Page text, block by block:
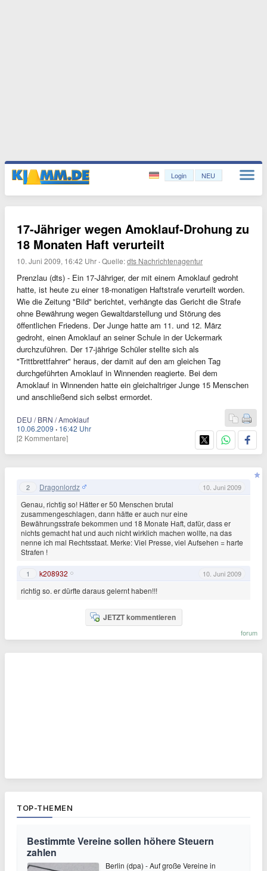
Login NEU
17-Jähriger wegen Amoklauf-Drohung zu
18 Monaten Haft verurteilt
10. Juni 2009, 16:42 Uhr ·Quelle:dts Nachrichtenagentur
Prenzlau (dts) - Ein 17-Jähriger, der mit einem Amoklauf gedroht
hatte, ist heute zu einer 18-monatigen Haftstrafe verurteilt worden.
Wie die Zeitung "Bild" berichtet, verhängte das Gericht die Strafe
ohne Bewährung wegen Gewaltdarstellung und Störung des
öffentlichen Friedens. Der Junge hatte am 11. und 12. März
gedroht, einen Amoklauf an seiner Schule in der Uckermark
durchzuführen. Der 17-jährige Schüler stellte sich als
"Trittbrettfahrer" heraus, der damit auf den am gleichen Tag
durchgeführten Amoklauf in Winnenden reagierte. Bei dem
Amoklauf in Winnenden hatte ein gleichaltriger Junge 15 Menschen
und anschließend sich selbst ermordet.
DEU / BRN / Amoklauf
10.06.2009 · 16:42 Uhr
[2 Kommentare]
2 Dragonlordz 10. Juni 2009
Genau, richtig so! Hätter er 50 Menschen brutal
zusammengeschlagen, dann hätte er auch nur eine
Bewährungsstrafe bekommen und 18 Monate Haft, dafür, dass er
nichts gemacht hat und auch nicht wirklich machen wollte, na das
nenne ich mal Rechtsstaat. Merke: Viel Presse, viel Aufsehen = harte
Strafen !
1 k208932 10. Juni 2009
richtig so. er dürfte daraus gelernt haben!!!
JETZT kommentieren
forum
TOP-THEMEN
Bestimmte Vereine sollen höhere Steuern
zahlen
Berlin (dpa) - Auf große Vereine in